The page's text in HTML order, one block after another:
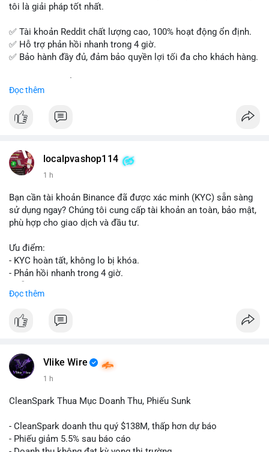
tôi là giải pháp tốt nhất.
✅ Tài khoản Reddit chất lượng cao, 100% hoạt động ổn định.
✅ Hỗ trợ phản hồi nhanh trong 4 giờ.
✅ Bảo hành đầy đủ, đảm bảo quyền lợi tối đa cho khách hàng.
📞 WhatsApp: +1 660 215-8938
📧 Email: localpvashop@gmail.com
của bạn!
Đọc thêm
localpvashop114
1 h
Bạn cần tài khoản Binance đã được xác minh (KYC) sẵn sàng
sử dụng ngay? Chúng tôi cung cấp tài khoản an toàn, bảo mật,
phù hợp cho giao dịch và đầu tư.
Ưu điểm:
- KYC hoàn tất, không lo bị khóa.
- Phản hồi nhanh trong 4 giờ.
📞 WhatsApp: +1 660 215-8938
Đọc thêm
Vlike Wire
1 h
CleanSpark Thua Mục Doanh Thu, Phiếu Sunk
- CleanSpark doanh thu quý $138M, thấp hơn dự báo
- Phiếu giảm 5.5% sau báo cáo